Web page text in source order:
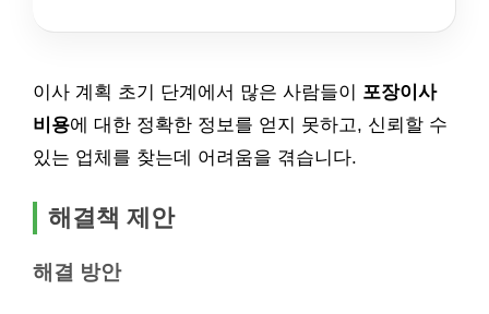
이사 계획 초기 단계에서 많은 사람들이 포장이사
비용에 대한 정확한 정보를 얻지 못하고, 신뢰할 수
있는 업체를 찾는데 어려움을 겪습니다.
해결책 제안
해결 방안